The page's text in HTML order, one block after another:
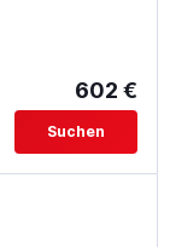
602 €
Suchen